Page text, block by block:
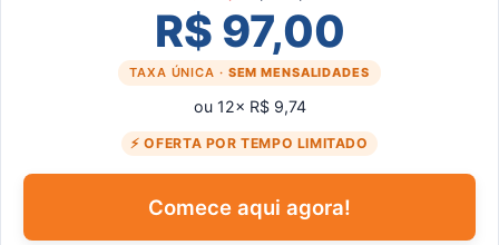
R$ 97,00
TAXA ÚNICA · SEM MENSALIDADES
ou 12× R$ 9,74
⚡ OFERTA POR TEMPO LIMITADO
Comece aqui agora!